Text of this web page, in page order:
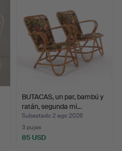
BUTACAS, un par, bambú y
ratán, segunda mi…
Subastado 2 ago 2026
3 pujas
85 USD